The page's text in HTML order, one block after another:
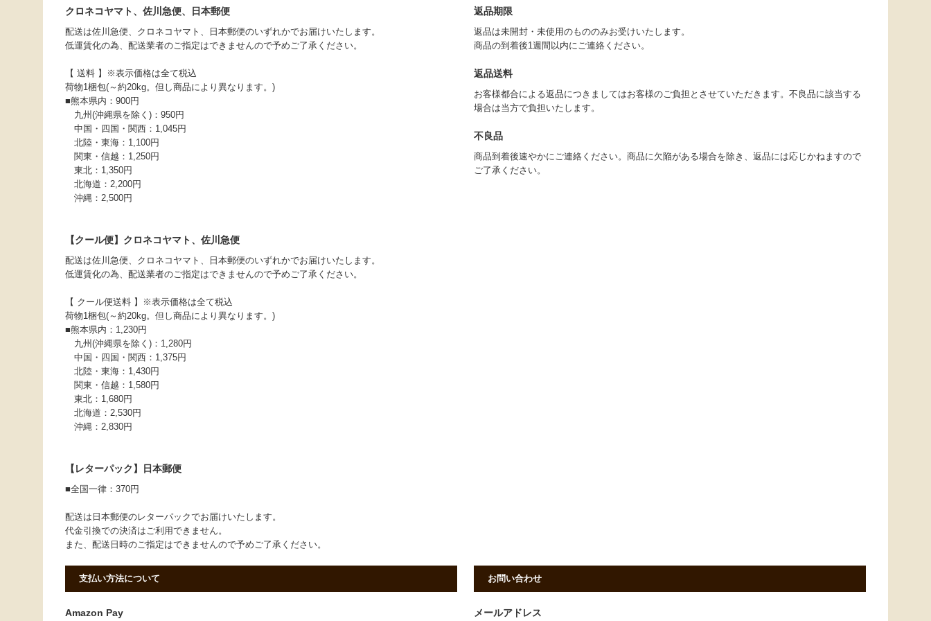
クロネコヤマト、佐川急便、日本郵便
配送は佐川急便、クロネコヤマト、日本郵便のいずれかでお届けいたします。
低運賃化の為、配送業者のご指定はできませんので予めご了承ください。
【 送料 】※表示価格は全て税込
荷物1梱包(～約20kg。但し商品により異なります。)
■熊本県内：900円
九州(沖縄県を除く)：950円
中国・四国・関西：1,045円
北陸・東海：1,100円
関東・信越：1,250円
東北：1,350円
北海道：2,200円
沖縄：2,500円
【クール便】クロネコヤマト、佐川急便
配送は佐川急便、クロネコヤマト、日本郵便のいずれかでお届けいたします。
低運賃化の為、配送業者のご指定はできませんので予めご了承ください。
【 クール便送料 】※表示価格は全て税込
荷物1梱包(～約20kg。但し商品により異なります。)
■熊本県内：1,230円
九州(沖縄県を除く)：1,280円
中国・四国・関西：1,375円
北陸・東海：1,430円
関東・信越：1,580円
東北：1,680円
北海道：2,530円
沖縄：2,830円
【レターパック】日本郵便
■全国一律：370円
配送は日本郵便のレターパックでお届けいたします。
代金引換での決済はご利用できません。
また、配送日時のご指定はできませんので予めご了承ください。
返品期限
返品は未開封・未使用のもののみお受けいたします。
商品の到着後1週間以内にご連絡ください。
返品送料
お客様都合による返品につきましてはお客様のご負担とさせていただきます。不良品に該当する
場合は当方で負担いたします。
不良品
商品到着後速やかにご連絡ください。商品に欠陥がある場合を除き、返品には応じかねますので
ご了承ください。
支払い方法について
Amazon Pay
お問い合わせ
メールアドレス